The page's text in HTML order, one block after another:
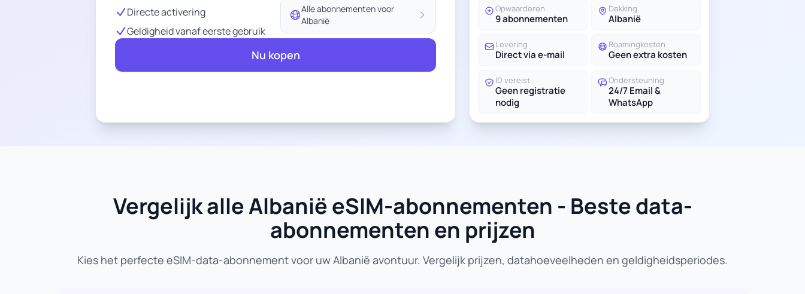
Directe activering
Geldigheid vanaf eerste gebruik
Alle abonnementen voor
Albanië
Nu kopen
Opwaarderen
9 abonnementen
Dekking
Albanië
Levering
Direct via e-mail
Roamingkosten
Geen extra kosten
ID vereist
Geen registratie
nodig
Ondersteuning
24/7 Email &
WhatsApp
Vergelijk alle Albanië eSIM-abonnementen - Beste data-
abonnementen en prijzen
Kies het perfecte eSIM-data-abonnement voor uw Albanië avontuur. Vergelijk prijzen, datahoeveelheden en geldigheidsperiodes.